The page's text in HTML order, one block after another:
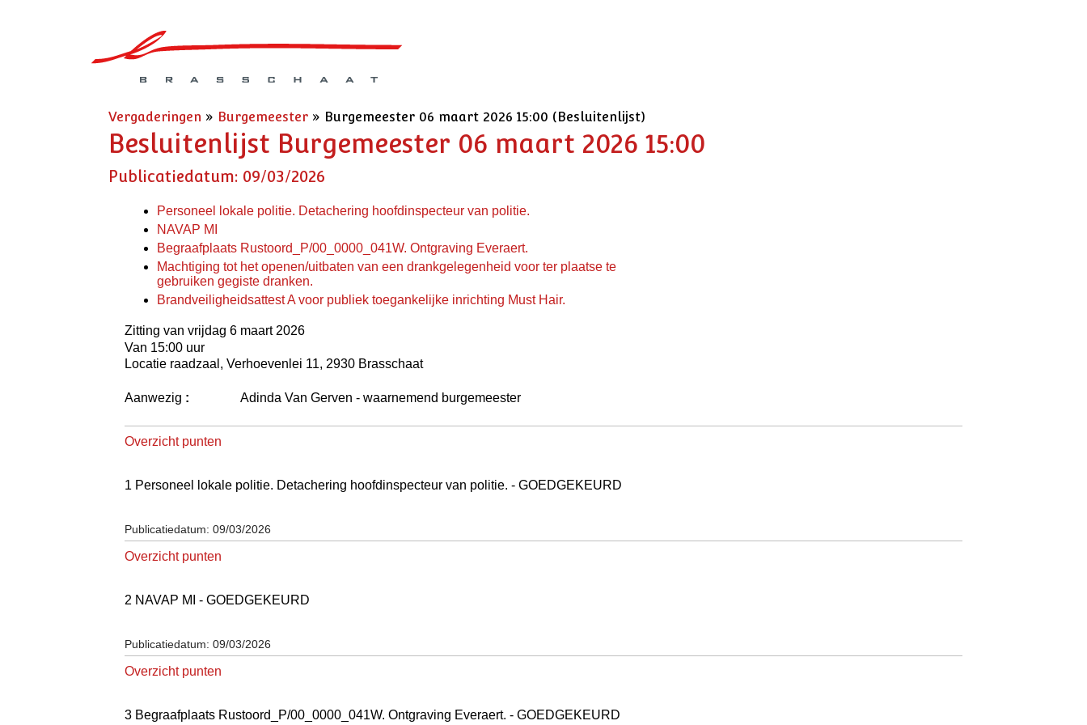
Vergaderingen » Burgemeester » Burgemeester 06 maart 2026 15:00 (Besluitenlijst)
Besluitenlijst Burgemeester 06 maart 2026 15:00
Publicatiedatum: 09/03/2026
Personeel lokale politie. Detachering hoofdinspecteur van politie.
NAVAP MI
Begraafplaats Rustoord_P/00_0000_041W. Ontgraving Everaert.
Machtiging tot het openen/uitbaten van een drankgelegenheid voor ter plaatse te
gebruiken gegiste dranken.
Brandveiligheidsattest A voor publiek toegankelijke inrichting Must Hair.
Zitting van vrijdag 6 maart 2026
Van 15:00 uur
Locatie raadzaal, Verhoevenlei 11, 2930 Brasschaat
Aanwezig : Adinda Van Gerven - waarnemend burgemeester
Overzicht punten
1 Personeel lokale politie. Detachering hoofdinspecteur van politie. - GOEDGEKEURD
Publicatiedatum: 09/03/2026
Overzicht punten
2 NAVAP MI - GOEDGEKEURD
Publicatiedatum: 09/03/2026
Overzicht punten
3 Begraafplaats Rustoord_P/00_0000_041W. Ontgraving Everaert. - GOEDGEKEURD